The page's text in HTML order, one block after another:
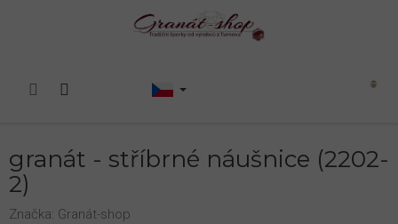
Nákupní
granát - stříbrné náušnice (2202-
2)
Značka: Granát-shop